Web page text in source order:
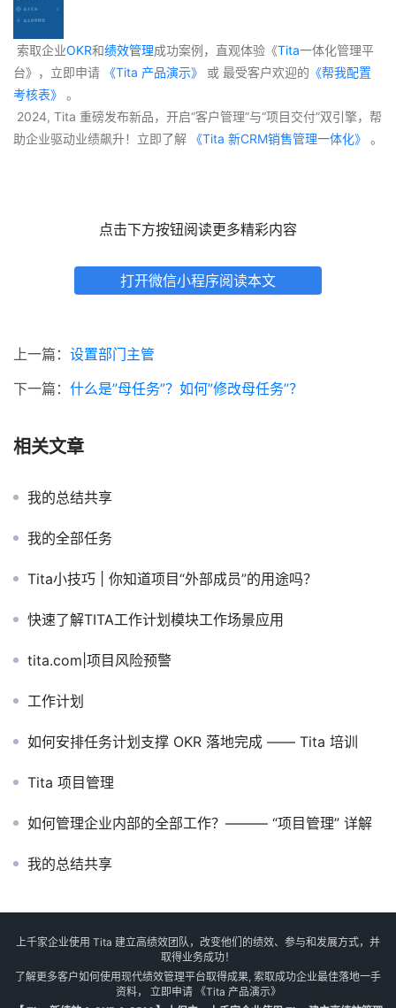
索取企业OKR和绩效管理成功案例，直观体验《Tita一体化管理平
台》，立即申请 《Tita 产品演示》 或 最受客户欢迎的 《帮我配置
考核表》
。
助企业驱动业绩飙升！立即了解 《Tita 新CRM销售管理一体化》 。
点击下方按钮阅读更多精彩内容
打开微信小程序阅读本文
上一篇： 设置部门主管
下一篇： 什么是”母任务”？如何”修改母任务”？
相关文章
我的总结共享
我的全部任务
Tita小技巧 | 你知道项目“外部成员”的用途吗？
快速了解TITA工作计划模块工作场景应用
tita.com|项目风险预警
工作计划
如何安排任务计划支撑 OKR 落地完成 —— Tita 培训
Tita 项目管理
如何管理企业内部的全部工作？——— “项目管理” 详解
我的总结共享
上千家企业使用 Tita 建立高绩效团队，改变他们的绩效、参与和发展方式，并
取得业务成功！
了解更多客户如何使用现代绩效管理平台取得成果, 索取成功企业最佳落地一手
资料， 立即申请《Tita 产品演示》